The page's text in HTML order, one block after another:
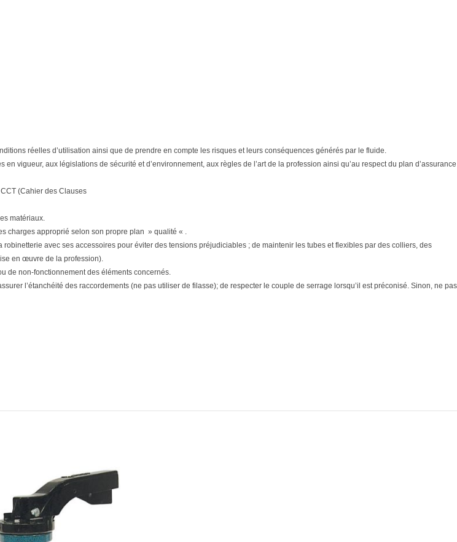
réelles d’utilisation ainsi que de prendre en compte les risques et leurs conséquences générés par le fluide.
vigueur, aux législations de sécurité et d’environnement, aux règles de l’art de la profession ainsi qu’au respect du plan d’assurance
(Cahier des Clauses
matériaux.
charges approprié selon son propre plan » qualité « .
avec ses accessoires pour éviter des tensions préjudiciables ; de maintenir les tubes et flexibles par des colliers, des
en œuvre de la profession).
de non-fonctionnement des éléments concernés.
l’étanchéité des raccordements (ne pas utiliser de filasse); de respecter le couple de serrage lorsqu’il est préconisé. Sinon, ne pas